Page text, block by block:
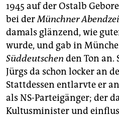
1945 auf der Ostalb
bei derMünchner
damals glänzend, wie
wurde, und gab in
Süddeutschen den Ton an.
Jürgs da schon locker an
Stattdessen entlarvte er
als NS-Parteigänger; der
Kultusminister und